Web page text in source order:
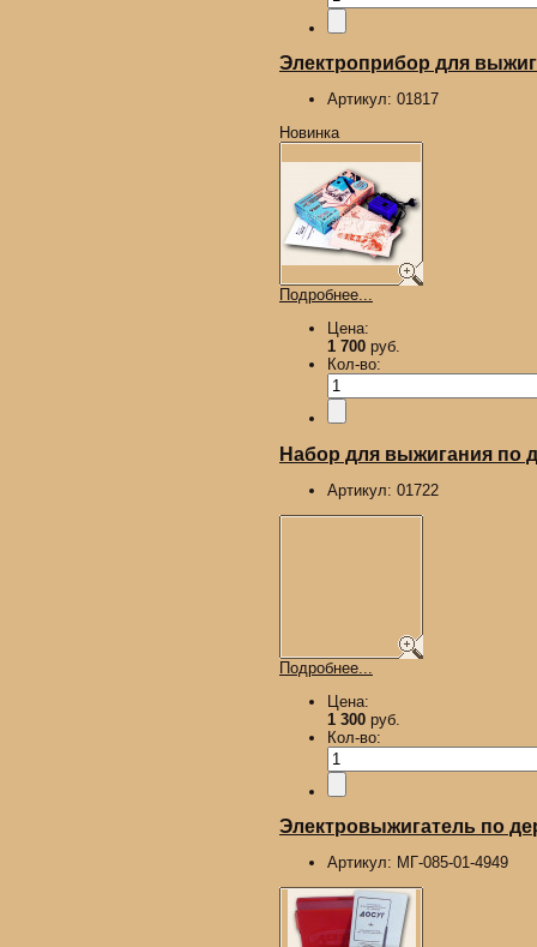
Электроприбор для
Артикул: 01817
Новинка
Подробнее...
Цена:
1 700 руб.
Кол-во:
Набор для выжигания по
Артикул: 01722
Подробнее...
Цена:
1 300 руб.
Кол-во:
Электровыжигатель по
Артикул: МГ-085-01-4949